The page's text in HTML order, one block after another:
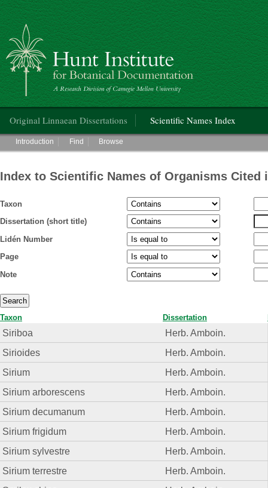
Hunt Institute for Botanical Documentation
Original Linnaean Dissertations Scientific Names Index
Main menu
Introduction Find Browse
Index to Scientific Names of Organisms Cited
Taxon
Dissertation (short title)
Lidén Number
Page
Note
Taxon Dissertation
Siriboa
Herb. Amboin.
Sirioides
Herb. Amboin.
Sirium
Herb. Amboin.
Sirium arborescens
Herb. Amboin.
Sirium decumanum
Herb. Amboin.
Sirium frigidum
Herb. Amboin.
Sirium sylvestre
Herb. Amboin.
Sirium terrestre
Herb. Amboin.